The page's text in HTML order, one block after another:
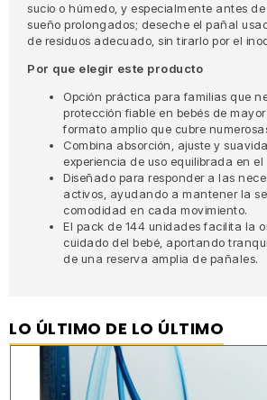
sucio o húmedo, y especialmente antes
sueño prolongados; deseche el pañal
de residuos adecuado, sin tirarlo por el
Por que elegir este producto
Opción práctica para familias que
protección fiable en bebés de
formato amplio que cubre
Combina absorción, ajuste y
experiencia de uso equilibrada en
Diseñado para responder a las
activos, ayudando a mantener la
comodidad en cada movimiento.
El pack de 144 unidades facilita la
cuidado del bebé, aportando
de una reserva amplia de pañales.
LO ÚLTIMO DE LO ÚLTIMO